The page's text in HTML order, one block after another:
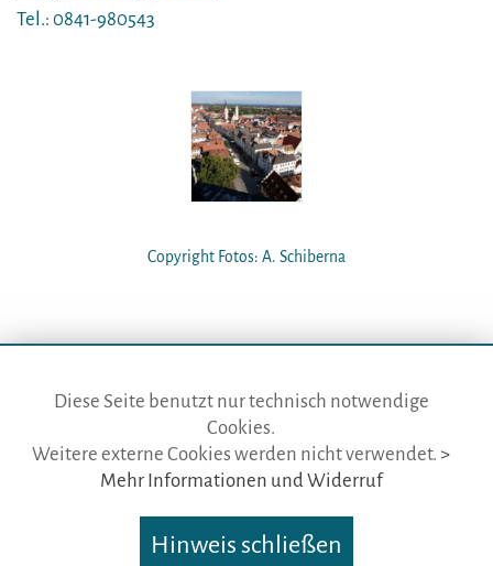
Tel.: 0841-980543
Copyright Fotos: A. Schiberna
die gästeführer · vertr. durch BVGD · Gustav-Adolf-Str. 33 · D-90439
Nutzungsbedingungen · Impressum · Datenschutz
Diese Seite benutzt nur technisch notwendige
Cookies.
Weitere externe Cookies werden nicht verwendet. >
Mehr Informationen und Widerruf
Hinweis schließen